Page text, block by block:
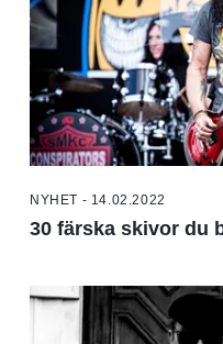
NYHET - 14.02.2022
30 färska skivor du